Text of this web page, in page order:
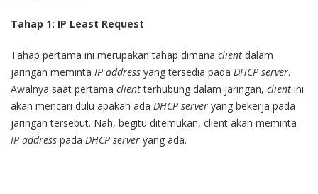
Tahap 1: IP Least Request
Tahap pertama ini merupakan tahap dimana client dalam
jaringan meminta IP address yang tersedia pada DHCP server.
Awalnya saat pertama clientterhubung dalam jaringan, client ini
akan mencari dulu apakah ada DHCP server yang bekerja pada
jaringan tersebut. Nah, begitu ditemukan, client akan meminta
IP address pada DHCP server yang ada.